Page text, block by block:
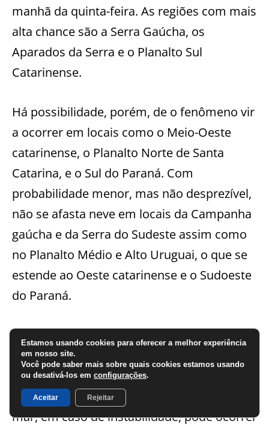
manhã da quinta-feira. As regiões com mais
alta chance são a Serra Gaúcha, os
Aparados da Serra e o Planalto Sul
Catarinense.
Há possibilidade, porém, de o fenômeno vir
a ocorrer em locais como o Meio-Oeste
catarinense, o Planalto Norte de Santa
Catarina, e o Sul do Paraná. Com
probabilidade menor, mas não desprezível,
não se afasta neve em locais da Campanha
gaúcha e da Serra do Sudeste assim como
no Planalto Médio e Alto Uruguai, o que se
estende ao Oeste catarinense e o Sudoeste
do Paraná.
Em cidades de baixa altitude não se
descarta precipitação invernal na forma de
graupel ou chuva congelada. Em locais de
menor altitude ou próximos do nível do
mar, em caso de instabilidade, pode ocorrer
Estamos usando cookies para oferecer a melhor experiência
em nosso site.
Você pode saber mais sobre quais cookies estamos usando
ou desativá-los em configurações.
Aceitar Rejeitar